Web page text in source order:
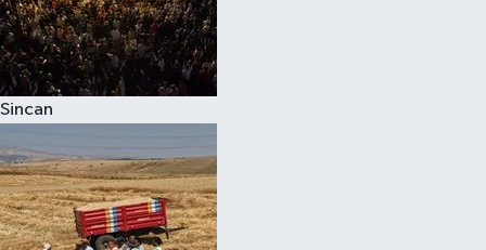
Sincan